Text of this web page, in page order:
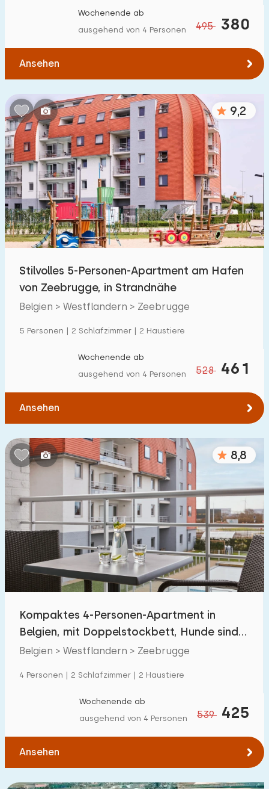
495 380
Wochenende ab
ausgehend von 4 Personen
Ansehen
9,2
Stilvolles 5-Personen-Apartment am Hafen
von Zeebrugge, in Strandnähe
Belgien > Westflandern > Zeebrugge
5 Personen | 2 Schlafzimmer | 2 Haustiere
528 461
Wochenende ab
ausgehend von 4 Personen
Ansehen
8,8
Kompaktes 4-Personen-Apartment in
Belgien, mit Doppelstockbett, Hunde sind
erlaubt
Belgien > Westflandern > Zeebrugge
4 Personen | 2 Schlafzimmer | 2 Haustiere
539 425
Wochenende ab
ausgehend von 4 Personen
Ansehen